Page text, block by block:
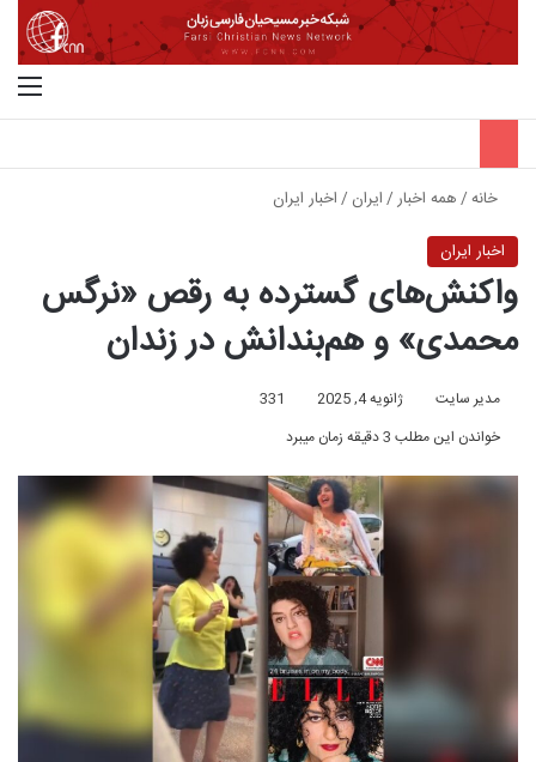
خانه/همه اخبار/ایران /اخبار ایران
اخبار ایران
واکنش‌های گسترده به رقص «نرگس
محمدی» و هم‌بندانش در زندان
مدیر سایت ژانویه 4, 2025
331
خواندن این مطلب 3 دقیقه زمان میبرد